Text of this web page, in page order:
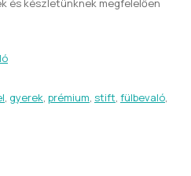
és készletünknek megfelelően
, gyerek, prémium, stift, fülbevaló,